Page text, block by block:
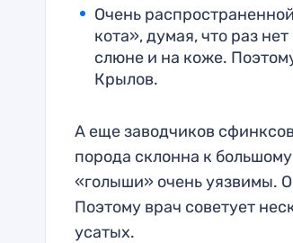
Очень
кота», думая, что раз
слюне и на коже.
Крылов.
А еще заводчиков
порода склонна к
«голыши» очень уязвимы.
Поэтому врач советует
усатых.